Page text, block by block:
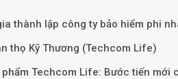
thành lập công ty bảo hiểm phi
thọ Kỹ Thương (Techcom Life)
Techcom Life: Bước tiến mới